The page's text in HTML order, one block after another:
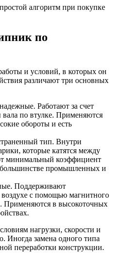
по
и условий, в которых он
различают три основных
Работают за счет
вала по втулке. Применяются
обороты и есть
тип. Внутри
которые катятся между
минимальный коэффициент
промышленных и
Поддерживают
с помощью магнитного
Применяются в высокоточных
нагрузки, скорости и
Иногда замена одного типа
переработки конструкции.